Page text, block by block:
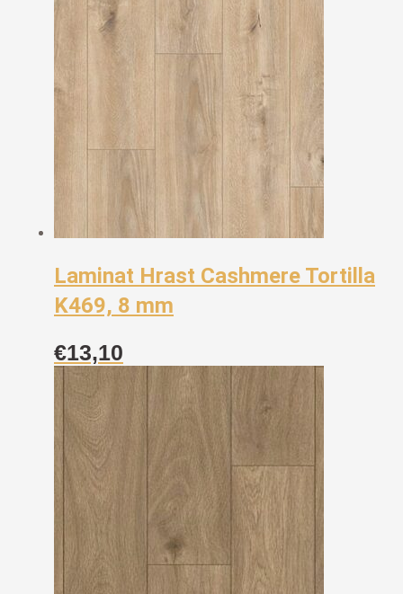
Laminat Hrast Cashmere Tortilla
K469, 8 mm
€13,10